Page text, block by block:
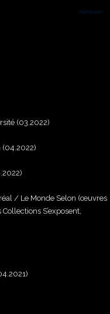
(03.2022)
(04.2022)
/ Le Monde Selon (œuvres
S’exposent,